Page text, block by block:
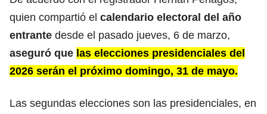
quien compartió el calendario electoral del año
entrante desde el pasado jueves, 6 de marzo,
aseguró que las elecciones presidenciales del
2026 serán el próximo domingo, 31 de mayo.
Las segundas elecciones son las presidenciales, en